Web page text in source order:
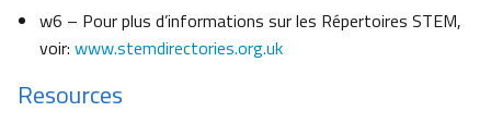
w6 – Pour plus d’informations sur les Répertoires STEM,
voir: www.stemdirectories.org.uk
Resources